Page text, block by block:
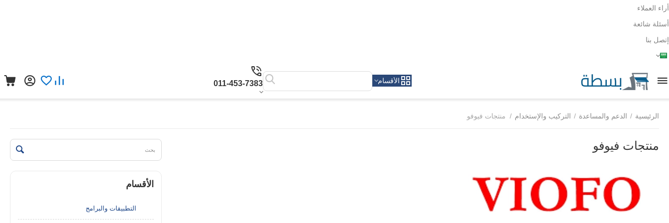
أراء العملاء
أسئلة شائعة
إتصل بنا
الأقسام 011-453-7383
الرئيسية / الدعم والمساعدة / التركيب والإستخدام / منتجات فيوفو
منتجات فيوفو
الأقسام
التطبيقات والبرامج